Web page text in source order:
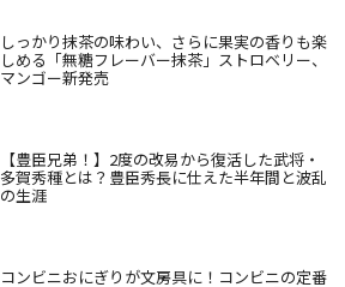
しっかり抹茶の味わい、さらに果実の香りも楽
しめる「無糖フレーバー抹茶」ストロベリー、
マンゴー新発売
【豊臣兄弟！】2度の改易から復活した武将・
多賀秀種とは？豊臣秀長に仕えた半年間と波乱
の生涯
コンビニおにぎりが文房具に！コンビニの定番